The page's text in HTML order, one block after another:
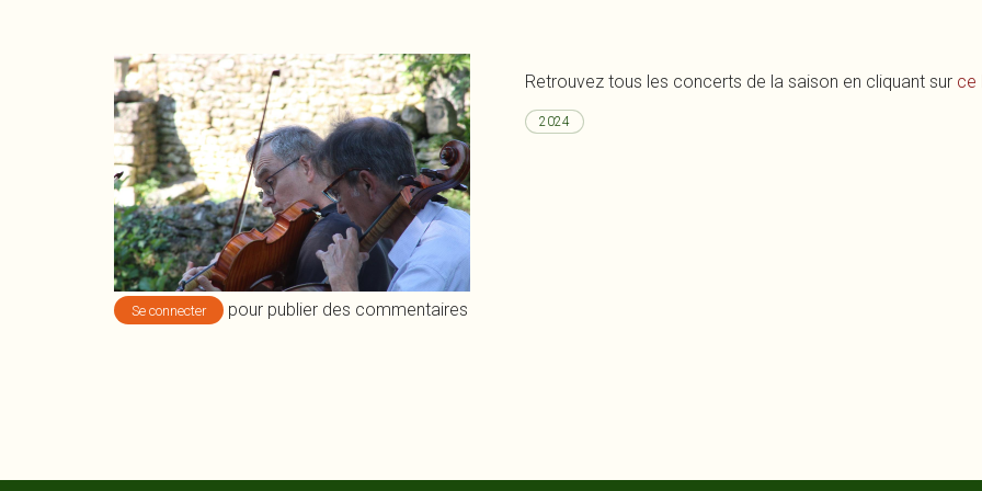
Image
Retrouvez tous les concerts de la saison en cliquant sur ce
2024
Se connecter pour publier des commentaires